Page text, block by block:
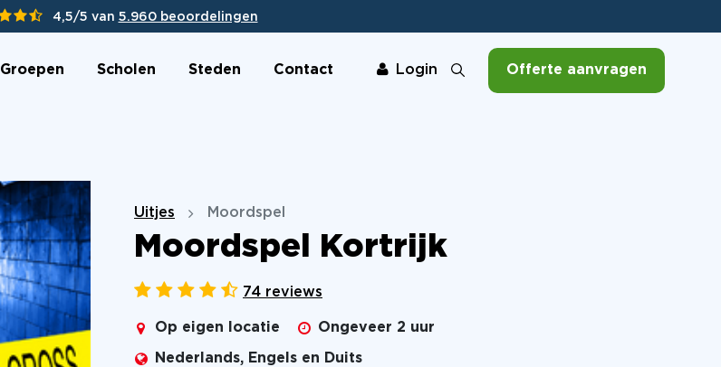
4,5/5 van 5.960 beoordelingen
Groepen Scholen Steden Contact Login Offerte aanvragen
Uitjes Moordspel
Moordspel Kortrijk
74 reviews
Op eigen locatie Ongeveer 2 uur
Nederlands, Engels en Duits